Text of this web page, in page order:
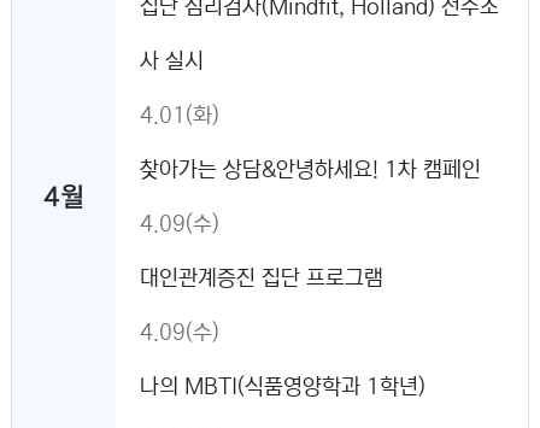
4월
집단 심리검사(Mindfit, Holland) 전수조
사 실시
4.01(화)
찾아가는 상담&안녕하세요! 1차 캠페인
4.09(수)
대인관계증진 집단 프로그램
4.09(수)
나의 MBTI(식품영양학과 1학년)